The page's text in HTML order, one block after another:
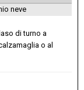
neve
di turno a
o al